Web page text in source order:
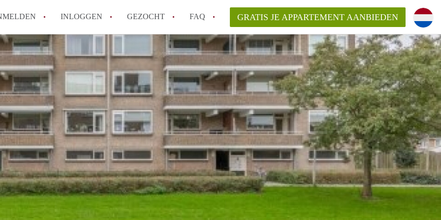
INLOGGEN GEZOCHT FAQ
How to translate AppartementEnschede!
Wat is AppartementEnschede?
Hoeveel kost het om te reageren op een Appartement in Enschede?
Wat is de privacyverklaring van AppartementEnschede?
Berekent AppartementEnschede
makelaarsvergoeding/bemiddelingsvergoeding?
Alle veelgestelde vragen
GRATIS JE APPARTEMENT AANBIEDEN